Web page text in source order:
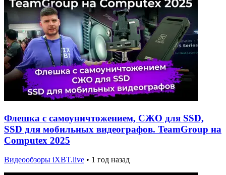
Флешка с самоуничтожением, СЖО для SSD,
SSD для мобильных видеографов. TeamGroup на
Computex 2025
Видеообзоры iXBT.live • 1 год назад